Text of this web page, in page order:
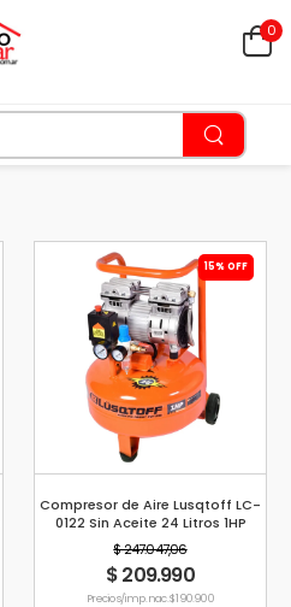
0
15% OFF
Compresor de Aire Lusqtoff LC-
0122 Sin Aceite 24 Litros 1HP
$ 247.047,06
$ 209.990
Precio s/imp. nac. $ 190.900